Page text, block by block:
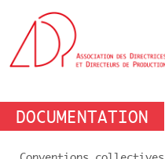
DOCUMENTATION